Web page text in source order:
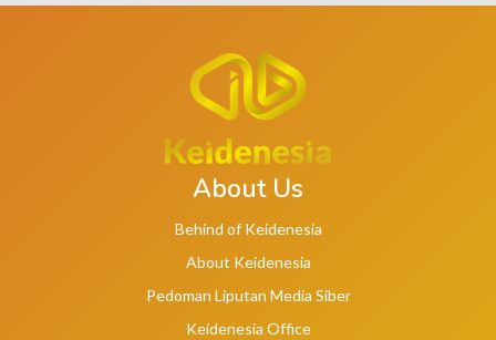
About Us
Behind of Keidenesia
About Keidenesia
Pedoman Liputan Media Siber
Keidenesia Office